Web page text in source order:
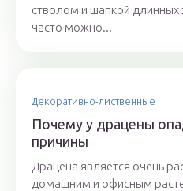
стволом и шапкой длинных
часто можно...
Декоративно-лиственные
Почему у драцены
причины
Драцена является очень
домашним и офисным